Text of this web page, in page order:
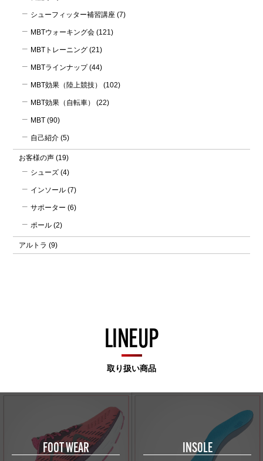
シューフィッター補習講座 (7)
MBTウォーキング会 (121)
MBTトレーニング (21)
MBTラインナップ(44)
MBT効果（陸上競技） (102)
MBT効果（自転車） (22)
MBT (90)
自己紹介 (5)
お客様の声 (19)
シューズ (4)
インソール (7)
サポーター (6)
ポール (2)
アルトラ (9)
LINEUP
取り扱い商品
FOOT WEAR INSOLE